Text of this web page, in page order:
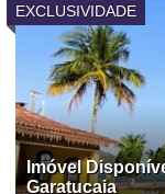
EXCLUSIVIDADE
Imóvel
Garatucaia